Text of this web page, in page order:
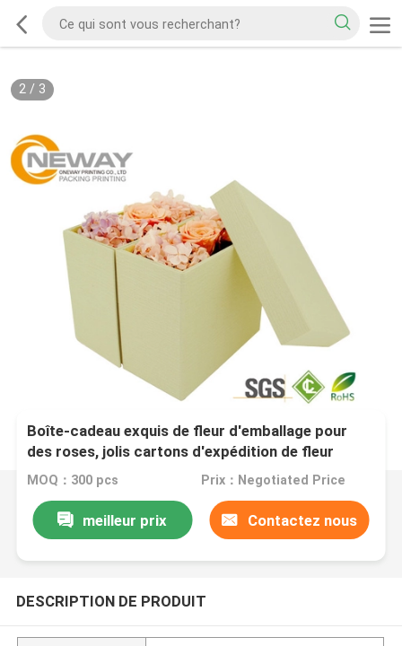
2/ 3
Boîte-cadeau exquis de fleur d'emballage pour
des roses, jolis cartons d'expédition de fleur
MOQ：300 pcs Prix：Negotiated Price
meilleur prix Contactez nous
DESCRIPTION DE PRODUIT